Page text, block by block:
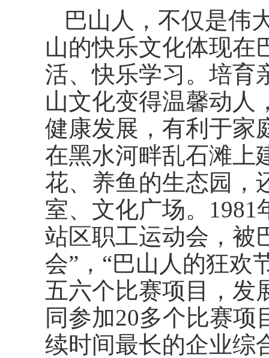
巴山人，不仅是伟
山的快乐文化体现在
活、快乐学习。培育
山文化变得温馨动人
健康发展，有利于家
在黑水河畔乱石滩上
花、养鱼的生态园，
室、文化广场。1981
站区职工运动会，被
会”，“巴山人的狂欢
五六个比赛项目，发
同参加20多个比赛
续时间最长的企业综